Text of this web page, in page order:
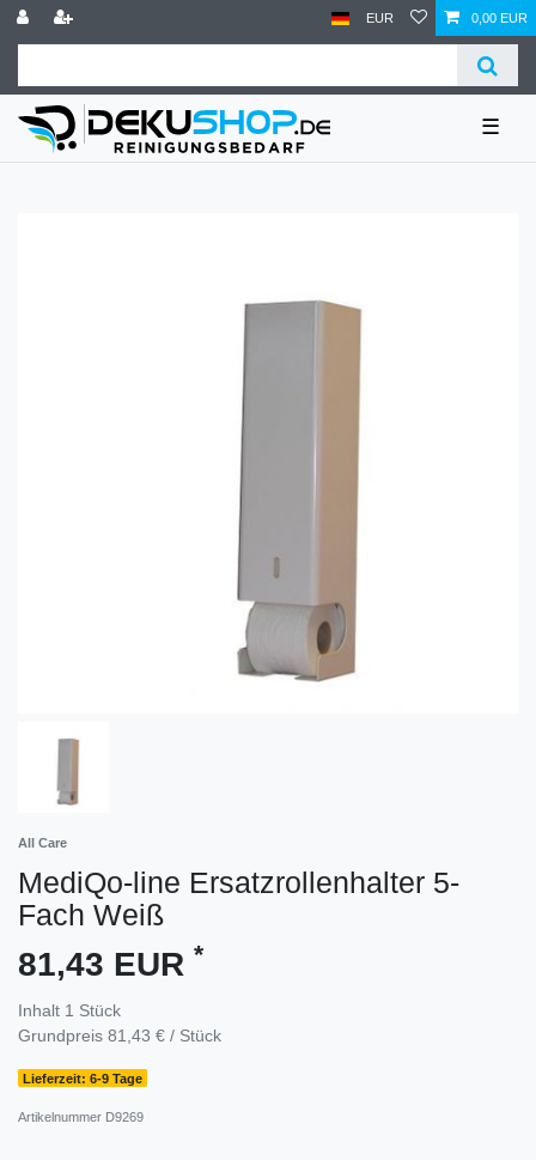
EUR 0,00 EUR
☰
All Care
MediQo-line Ersatzrollenhalter 5-
Fach Weiß
81,43 EUR *
Inhalt 1 Stück
Grundpreis 81,43 € / Stück
Lieferzeit: 6-9 Tage
Artikelnummer D9269